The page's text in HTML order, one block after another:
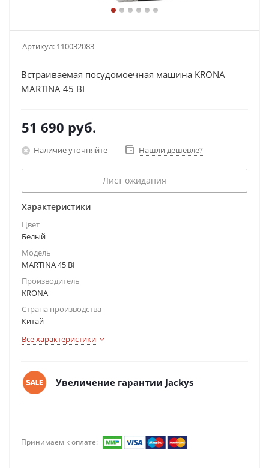
Артикул: 110032083
Встраиваемая посудомоечная машина KRONA
MARTINA 45 BI
51 690 руб.
Наличие уточняйте Нашли дешевле?
Лист ожидания
Характеристики
Цвет
Белый
Модель
MARTINA 45 BI
Производитель
KRONA
Страна производства
Китай
Все характеристики
Увеличение гарантии Jackys
Принимаем к оплате: